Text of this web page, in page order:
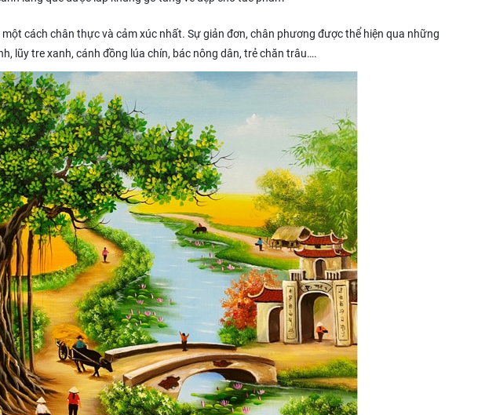
cách chân thực và cảm xúc nhất. Sự giản đơn, chân phương được thể hiện qua những
lũy tre xanh, cánh đồng lúa chín, bác nông dân, trẻ chăn trâu….